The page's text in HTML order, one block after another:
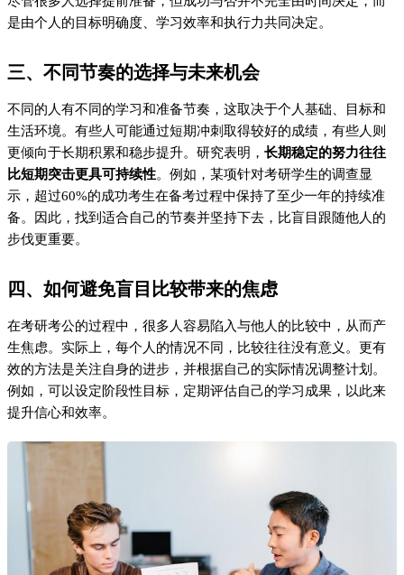
是由个人的目标明确度、学习效率和执行力共同决定。
三、不同节奏的选择与未来机会
不同的人有不同的学习和准备节奏，这取决于个人基础、目标和
生活环境。有些人可能通过短期冲刺取得较好的成绩，有些人则
更倾向于长期积累和稳步提升。研究表明， 长期稳定的努力往往
比短期突击更具可持续性。例如，某项针对考研学生的调查显
示，超过60%的成功考生在备考过程中保持了至少一年的持续准
备。因此，找到适合自己的节奏并坚持下去，比盲目跟随他人的
步伐更重要。
四、如何避免盲目比较带来的焦虑
在考研考公的过程中，很多人容易陷入与他人的比较中，从而产
生焦虑。实际上，每个人的情况不同，比较往往没有意义。更有
效的方法是关注自身的进步，并根据自己的实际情况调整计划。
例如，可以设定阶段性目标，定期评估自己的学习成果，以此来
提升信心和效率。